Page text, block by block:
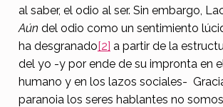
al saber, el odio al ser. Sin embargo,
Aún del odio como un sentimiento
ha desgranado[2] a partir de la
del yo -y por ende de su impronta en
humano y en los lazos sociales-
paranoia los seres hablantes no